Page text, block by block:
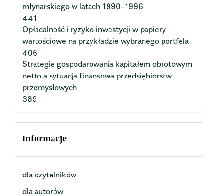
młynarskiego w latach 1990-1996
441
Opłacalność i ryzyko inwestycji w papiery
wartościowe na przykładzie wybranego portfela
406
Strategie gospodarowania kapitałem obrotowym
netto a sytuacja finansowa przedsiębiorstw
przemysłowych
389
Informacje
dla czytelników
dla autorów